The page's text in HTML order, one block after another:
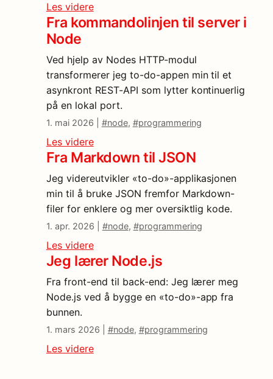
Les videre
Fra kommandolinjen til server i
Node
Ved hjelp av Nodes HTTP-modul
transformerer jeg to-do-appen min til et
asynkront REST-API som lytter kontinuerlig
på en lokal port.
1. mai 2026 | #node, #programmering
Les videre
Fra Markdown til JSON
Jeg videreutvikler «to-do»-applikasjonen
min til å bruke JSON fremfor Markdown-
filer for enklere og mer oversiktlig kode.
1. apr. 2026 | #node, #programmering
Les videre
Jeg lærer Node.js
Fra front-end til back-end: Jeg lærer meg
Node.js ved å bygge en «to-do»-app fra
bunnen.
1. mars 2026 | #node, #programmering
Les videre